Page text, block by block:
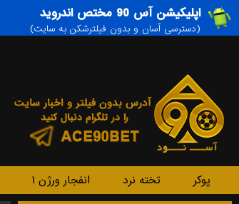
اپلیکیشن آس 90 مختص اندروید
(دسترسی آسان و بدون فیلترشکن به سایت)
پوکر تخته نرد انفجار ورژن ۱